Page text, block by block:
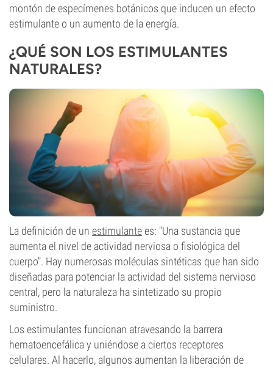
montón de especímenes botánicos que inducen un efecto
estimulante o un aumento de la energía.
¿QUÉ SON LOS ESTIMULANTES
NATURALES?
La definición de un estimulantees: "Una sustancia que
aumenta el nivel de actividad nerviosa o fisiológica del
cuerpo". Hay numerosas moléculas sintéticas que han sido
diseñadas para potenciar la actividad del sistema nervioso
central, pero la naturaleza ha sintetizado su propio
suministro.
Los estimulantes funcionan atravesando la barrera
hematoencefálica y uniéndose a ciertos receptores
celulares. Al hacerlo, algunos aumentan la liberación de